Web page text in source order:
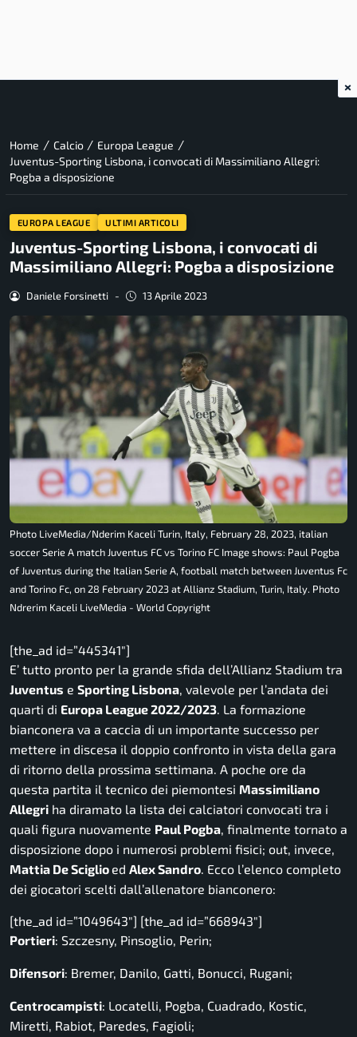
Home / Calcio / Europa League /
Juventus-Sporting Lisbona, i convocati di Massimiliano Allegri:
Pogba a disposizione
EUROPA LEAGUE ULTIMI ARTICOLI
Juventus-Sporting Lisbona, i convocati di
Massimiliano Allegri: Pogba a disposizione
Daniele Forsinetti - 13 Aprile 2023
Photo LiveMedia/Nderim Kaceli Turin, Italy, February 28, 2023, italian
soccer Serie A match Juventus FC vs Torino FC Image shows: Paul Pogba
of Juventus during the Italian Serie A, football match between Juventus Fc
and Torino Fc, on 28 February 2023 at Allianz Stadium, Turin, Italy. Photo
Ndrerim Kaceli LiveMedia - World Copyright
[the_ad id=”445341″]
E’ tutto pronto per la grande sfida dell’Allianz Stadium tra
Juventus e Sporting Lisbona, valevole per l’andata dei
quarti di Europa League 2022/2023. La formazione
bianconera va a caccia di un importante successo per
mettere in discesa il doppio confronto in vista della gara
di ritorno della prossima settimana. A poche ore da
questa partita il tecnico dei piemontesi Massimiliano
Allegri ha diramato la lista dei calciatori convocati tra i
quali figura nuovamente Paul Pogba, finalmente tornato a
disposizione dopo i numerosi problemi fisici; out, invece,
Mattia De Sciglioed Alex Sandro. Ecco l’elenco completo
dei giocatori scelti dall’allenatore bianconero:
[the_ad id=”1049643″] [the_ad id=”668943″]
Portieri: Szczesny, Pinsoglio, Perin;
Difensori: Bremer, Danilo, Gatti, Bonucci, Rugani;
Centrocampisti: Locatelli, Pogba, Cuadrado, Kostic,
Miretti, Rabiot, Paredes, Fagioli;
×